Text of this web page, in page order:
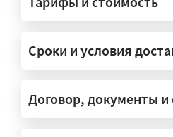
— На тралах и
платформах,
конструкции.
под конкретные
Сроки и условия
Договор, документы и